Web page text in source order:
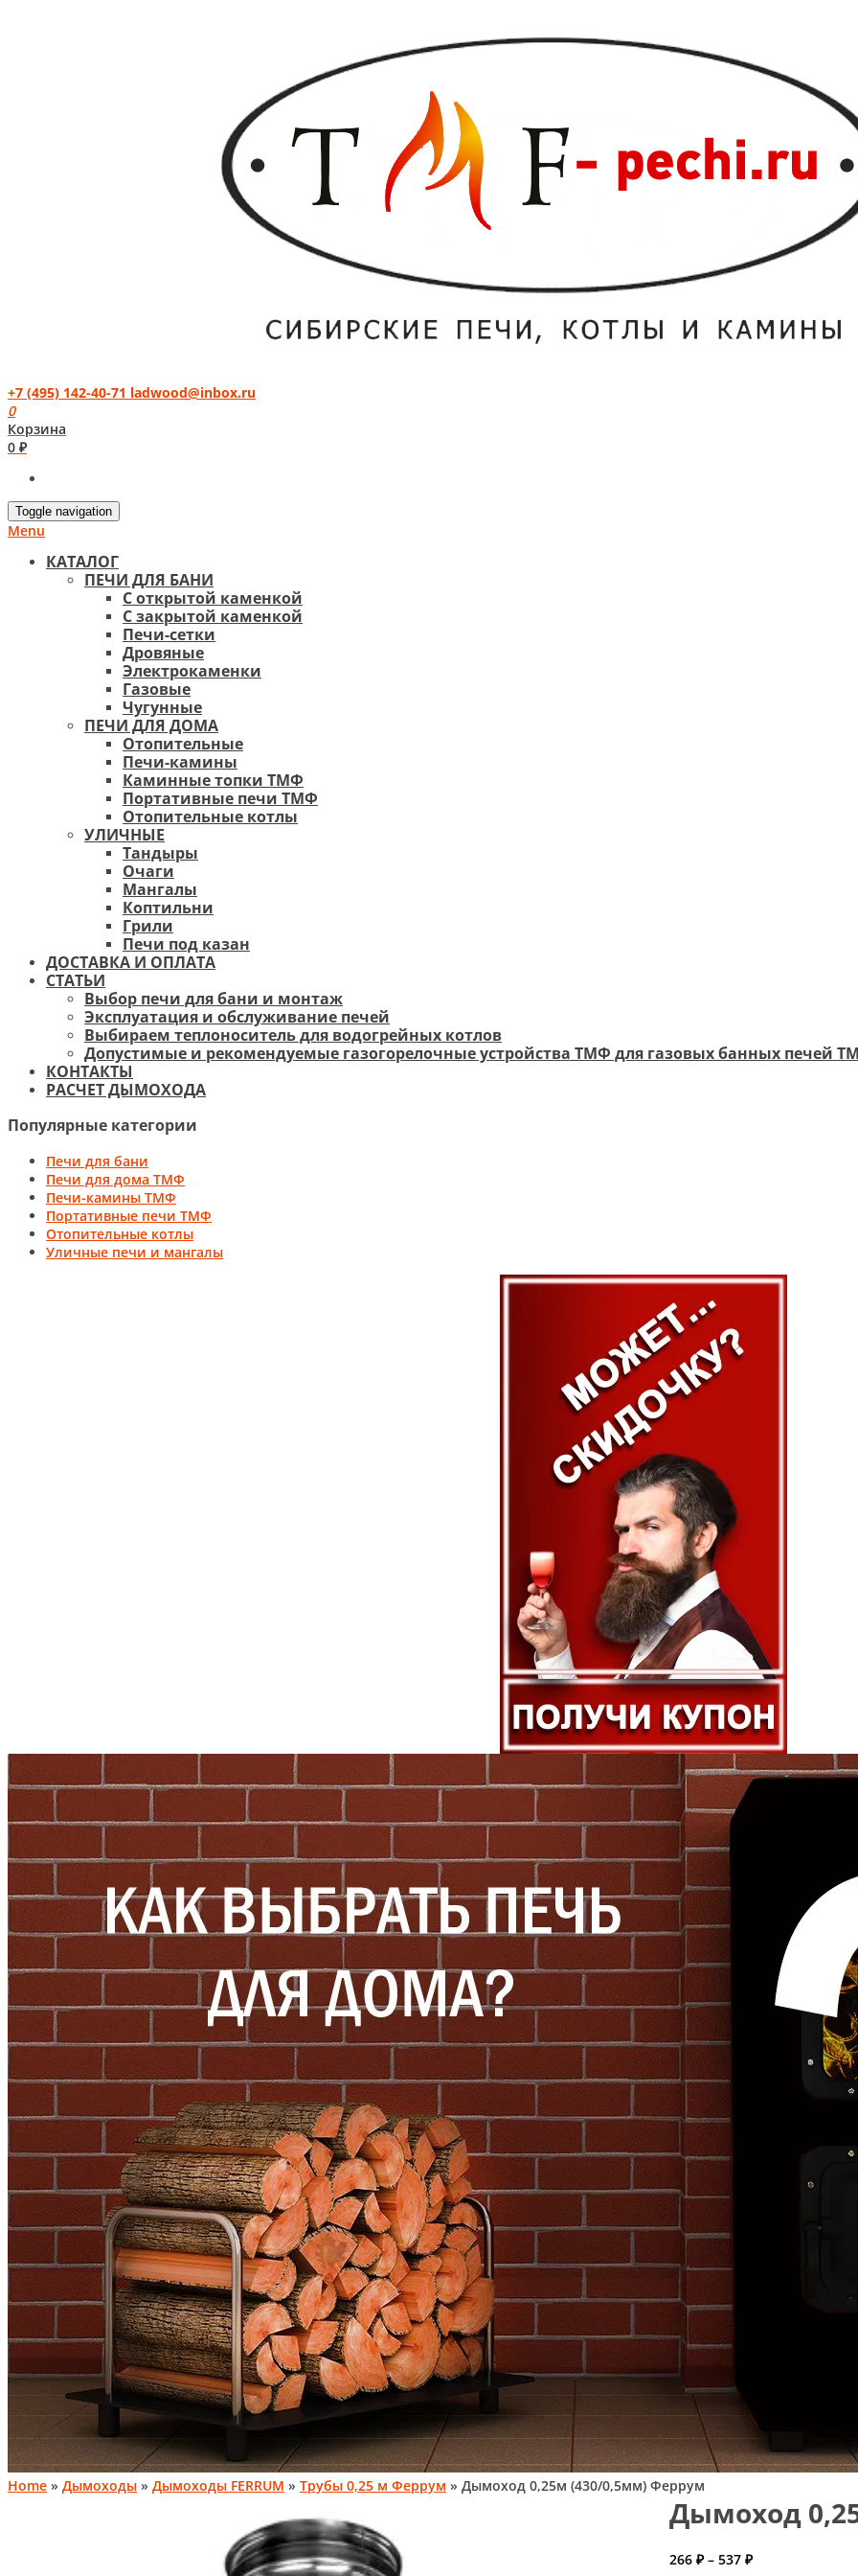
+7 (495) 142-40-71 ladwood@inbox.ru
0
Корзина
0 ₽
Toggle navigation
Menu
КАТАЛОГ
ПЕЧИ ДЛЯ БАНИ
С открытой каменкой
С закрытой каменкой
Печи-сетки
Дровяные
Электрокаменки
Газовые
Чугунные
ПЕЧИ ДЛЯ ДОМА
Отопительные
Печи-камины
Каминные топки ТМФ
Портативные печи ТМФ
Отопительные котлы
УЛИЧНЫЕ
Тандыры
Очаги
Мангалы
Коптильни
Грили
Печи под казан
ДОСТАВКА И ОПЛАТА
СТАТЬИ
Выбор печи для бани и монтаж
Эксплуатация и обслуживание печей
Выбираем теплоноситель для водогрейных котлов
Допустимые и рекомендуемые газогорелочные устройства ТМФ для газовых банных печей
КОНТАКТЫ
РАСЧЕТ ДЫМОХОДА
Популярные категории
Печи для бани
Печи для дома ТМФ
Печи-камины ТМФ
Портативные печи ТМФ
Отопительные котлы
Уличные печи и мангалы
Home » Дымоходы » Дымоходы FERRUM » Трубы 0,25 м Феррум » Дымоход 0,25м (430/0,5мм) Феррум
Дымоход
266 ₽ – 537 ₽Диапазон